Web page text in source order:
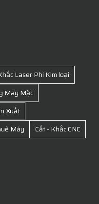
Laser Phi Kim loại
May Mặc
Xuất
Máy
Cắt - Khắc CNC